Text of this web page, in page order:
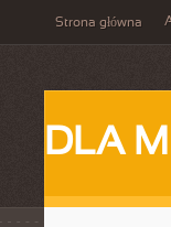
Strona główna
DLA